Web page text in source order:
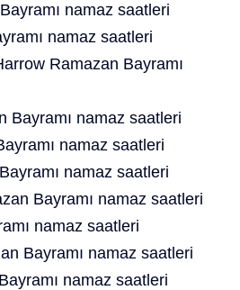
namaz saatleri
namaz saatleri
Ramazan Bayramı
Bayramı namaz saatleri
namaz saatleri
namaz saatleri
Bayramı namaz saatleri
namaz saatleri
Bayramı namaz saatleri
namaz saatleri